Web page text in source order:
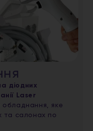
діодних
Laser
яке
та салонах по